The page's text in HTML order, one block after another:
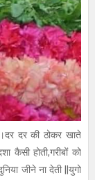
दर की ठोकर खाते
कैसी होती,गरीबों को
जीने ना देती ||युगो